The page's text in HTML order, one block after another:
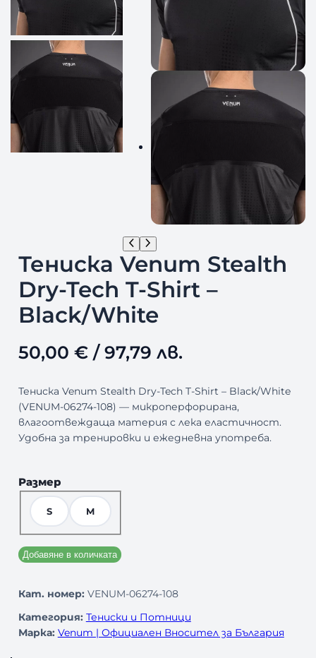
Тениска Venum Stealth
Dry-Tech T-Shirt –
Black/White
50,00 €/ 97,79 лв.
Тениска Venum Stealth Dry-Tech T-Shirt – Black/White
(VENUM-06274-108) — микроперфорирана,
влагоотвеждаща материя с лека еластичност.
Удобна за тренировки и ежедневна употреба.
Размер
S M
Добавяне в количката
Кат. номер: VENUM-06274-108
Категория: Тениски и Потници
Марка: Venum | Официален Вносител за България